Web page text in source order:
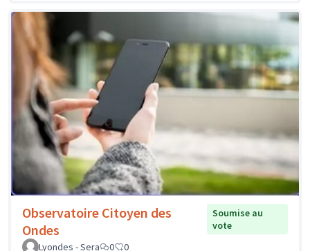
Observatoire Citoyen des
Ondes
Soumise au
vote
Lyondes - Sera
0 0